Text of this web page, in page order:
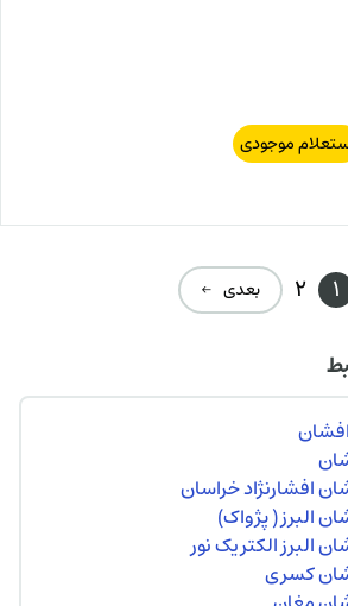
موجودی
1
2 بعدی ←
افشارنژاد خراسان
البرز ( پژواک)
البرز الکتریک نور
کسری